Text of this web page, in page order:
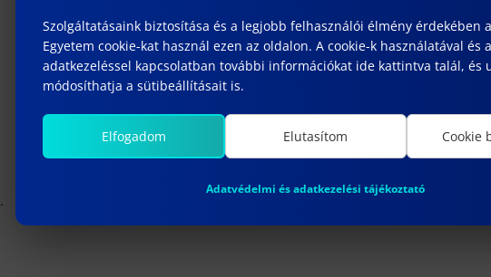
Honlap:
https://bdi.uni-
obuda.hu/doktori-
cselekmenyek/
Szolgáltatásaink biztosítása és a legjobb felhasználói élmény érdekében
Egyetem cookie-kat használ ezen az oldalon. A cookie-k használatával és
adatkezeléssel kapcsolatban további információkat ide kattintva talál, és
módosíthatja a sütibeállításait is.
Elfogadom Elutasítom Cookie
Adatvédelmi és adatkezelési tájékoztató